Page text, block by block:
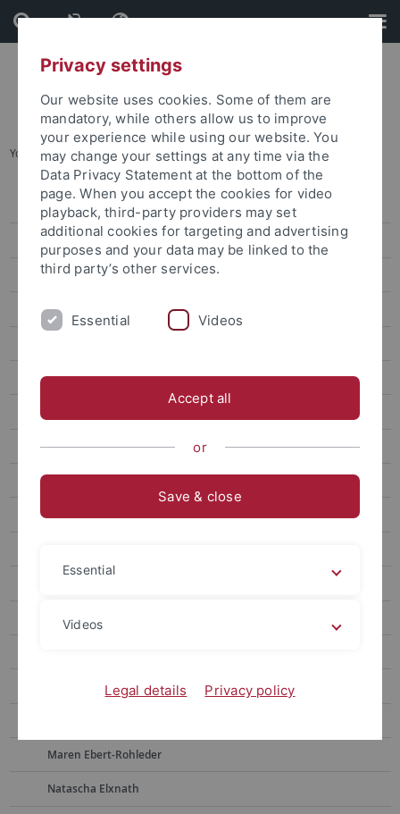
Skip
to
content
Skip
to
footer
You are here: Startseite ... Elias Güthlein
Aktuelles
Veröffentlichungen
Forschung
Qualifizierung und Gleichstellung
Antragsteller*innen
Post-Doc
Kollegiaten und Assoziierte
Mitarbeiter*innen
Alumni*ae
Martina Bross
Simon Drescher
Maren Ebert-Rohleder
Natascha Elxnath
Privacy settings
Our website uses cookies. Some of them are
mandatory, while others allow us to improve
your experience while using our website. You
may change your settings at any time via the
Data Privacy Statement at the bottom of the
page. When you accept the cookies for video
playback, third-party providers may set
additional cookies for targeting and advertising
purposes and your data may be linked to the
third party’s other services.
Essential Videos
Accept all
or
Save & close
Essential
Videos
Legal details Privacy policy